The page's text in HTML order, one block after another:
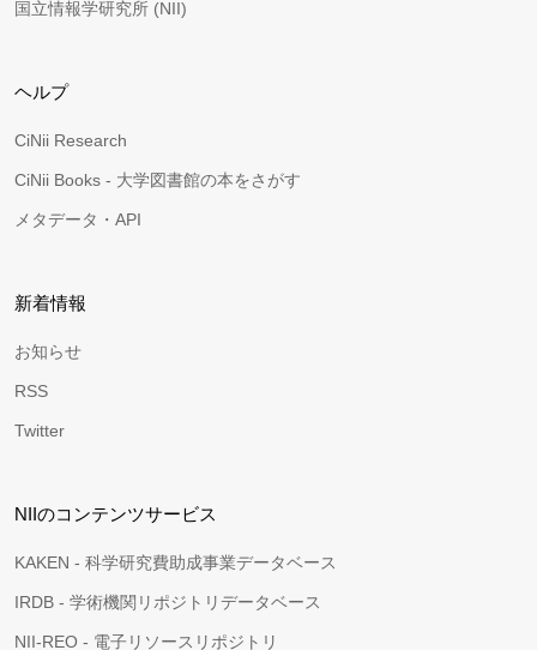
国立情報学研究所 (NII)
ヘルプ
CiNii Research
CiNii Books - 大学図書館の本をさがす
メタデータ・API
新着情報
お知らせ
RSS
Twitter
NIIのコンテンツサービス
KAKEN - 科学研究費助成事業データベース
IRDB - 学術機関リポジトリデータベース
NII-REO - 電子リソースリポジトリ